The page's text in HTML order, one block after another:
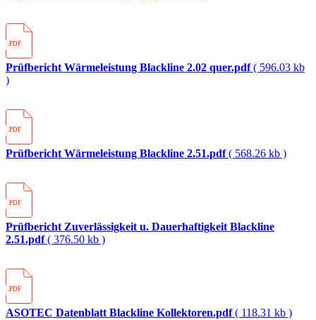
.PDF
Prüfbericht Wärmeleistung Blackline 2.02 quer.pdf( 596.03 kb
)
.PDF
Prüfbericht Wärmeleistung Blackline 2.51.pdf( 568.26 kb )
.PDF
Prüfbericht Zuverlässigkeit u. Dauerhaftigkeit Blackline
2.51.pdf( 376.50 kb )
.PDF
ASOTEC Datenblatt Blackline Kollektoren.pdf( 118.31 kb )